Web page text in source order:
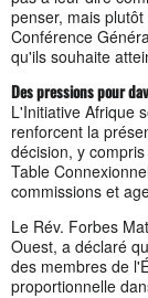
penser, mais
Conférence
qu'ils souhaite
Des pressions pour
L'Initiative Afrique
renforcent la
décision, y
Table
commissions et
Le Rév. Forbes
Ouest, a déclaré
des membres de
proportionnelle